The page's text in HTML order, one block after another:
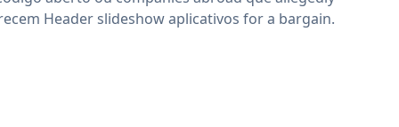
Header slideshow aplicativos for a bargain.